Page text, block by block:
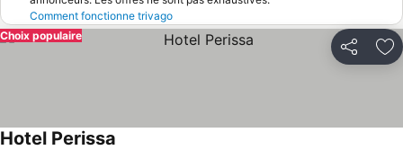
Comment fonctionne trivago
Partager
Choix populaire
Hotel Perissa